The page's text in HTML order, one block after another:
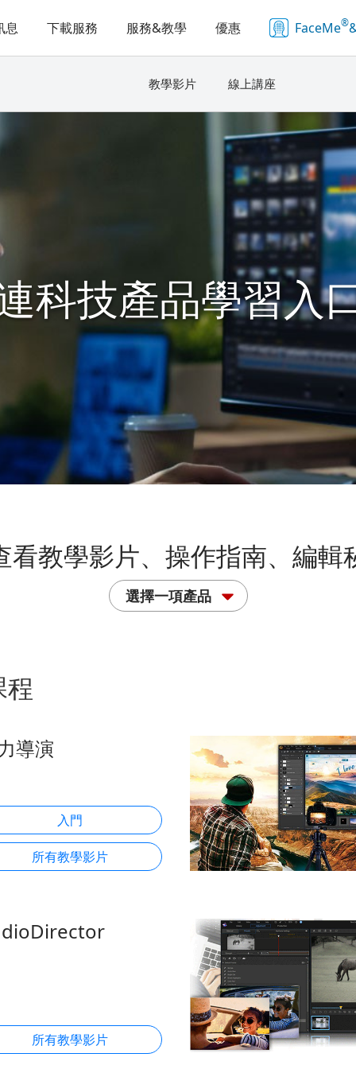
息 下載服務 服務&教學 優惠 FaceMe®
教學影片 線上講座
科技產品學習入
看教學影片、操作指南、編輯
選擇一項產品
導演
入門
所有教學影片
所有教學影片